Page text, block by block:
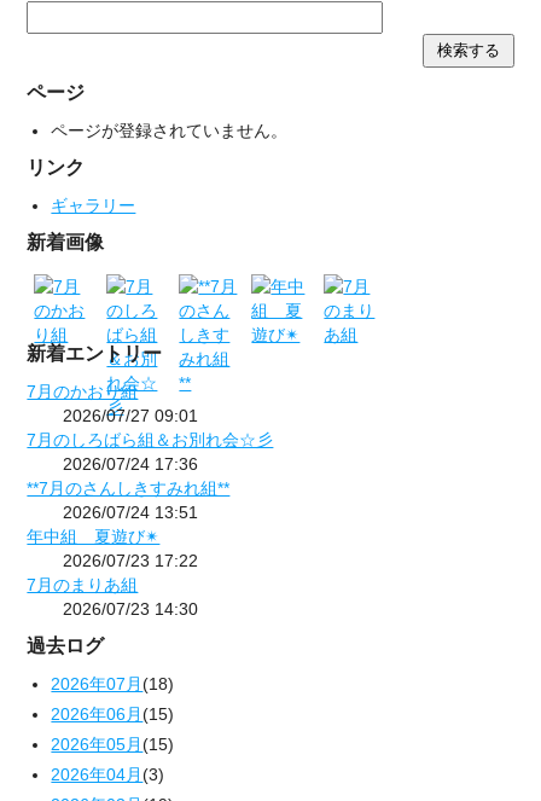
ページ
ページが登録されていません。
リンク
ギャラリー
新着画像
新着エントリー
7月のかおり組
2026/07/27 09:01
7月のしろばら組＆お別れ会☆彡
2026/07/24 17:36
**7月のさんしきすみれ組**
2026/07/24 13:51
年中組 夏遊び✴
2026/07/23 17:22
7月のまりあ組
2026/07/23 14:30
過去ログ
2026年07月(18)
2026年06月(15)
2026年05月(15)
2026年04月(3)